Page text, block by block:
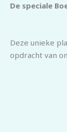
De speciale
Deze unieke
opdracht van